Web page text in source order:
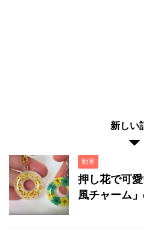
新しい
動画
押し花で可
風チャーム」